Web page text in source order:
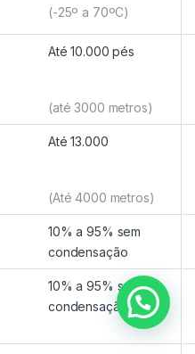
(-25º a 70ºC)
Até 10.000 pés
(até 3000 metros)
Até 13.000
(Até 4000 metros)
10% a 95% sem
condensação
10% a 95% sem
condensação